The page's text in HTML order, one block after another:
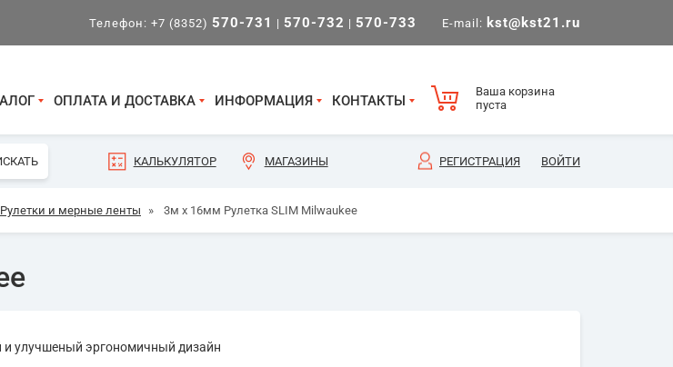
Телефон: +7 (8352) 570-731 | 570-732 | 570-733 E-mail: kst@kst21.ru
ОПЛАТА И ДОСТАВКА ИНФОРМАЦИЯ КОНТАКТЫ
Ваша корзина
пуста
КАЛЬКУЛЯТОР МАГАЗИНЫ РЕГИСТРАЦИЯ ВОЙТИ
Рулетки и мерные ленты » 3м х 16мм Рулетка SLIM Milwaukee
улучшеный эргономичный дизайн